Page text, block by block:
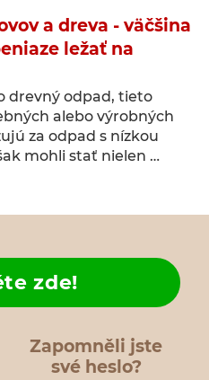
a dreva - väčšina
ležať na
drevný odpad, tieto
alebo výrobných
za odpad s nízkou
mohli stať nielen …
Zapomněli jste
své heslo?
zde!